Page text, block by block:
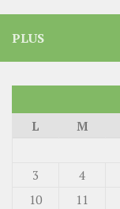
PLUS
L
M
3
4
10
11